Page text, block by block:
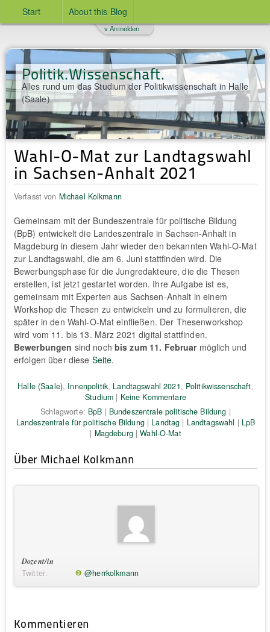
Start About this Blog
Politik.Wissenschaft.
Alles rund um das Studium der Politikwissenschaft in Halle
(Saale)
v Anmelden
Wahl-O-Mat zur Landtagswahl
in Sachsen-Anhalt 2021
Verfasst von Michael Kolkmann
Gemeinsam mit der Bundeszentrale für politische Bildung
(BpB) entwickelt die Landeszentrale in Sachsen-Anhalt in
Magdeburg in diesem Jahr wieder den bekannten Wahl-O-Mat
zur Landtagswahl, die am 6. Juni stattfinden wird. Die
Bewerbungsphase für die Jungredakteure, die die Thesen
erstellen, ist jetzt gestartet worden. Ihre Aufgabe ist es,
gemeinsam mit Experten aus Sachsen-Anhalt in einem
Workshop die Thesen zu entwickeln und zu formulieren, die
später in den Wahl-O-Mat einfließen. Der Thesenworkshop
wird vom 11. bis 13. März 2021 digital stattfinden.
Bewerbungen sind noch bis zum 11. Februarmöglich und
erfolgen über diese Seite.
Halle (Saale), Innenpolitik, Landtagswahl 2021, Politikwissenschaft,
Studium | Keine Kommentare
Schlagworte: BpB | Bundeszentrale politische Bildung |
Landeszentrale für politische Bildung| Landtag | Landtagswahl | LpB
| Magdeburg|Wahl-O-Mat
Über Michael Kolkmann
Dozent/in
Twitter:
@herrkolkmann
Kommentieren